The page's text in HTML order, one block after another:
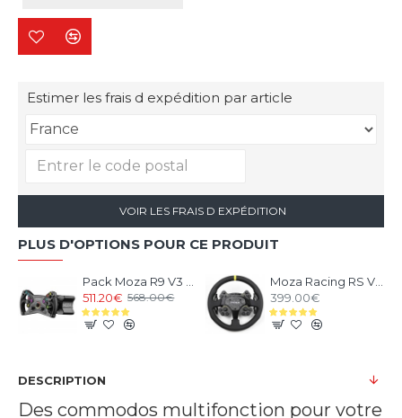
Estimer les frais d expédition par article
VOIR LES FRAIS D EXPÉDITION
PLUS D'OPTIONS POUR CE PRODUIT
511.20€ 568.00€
399.00€
DESCRIPTION
Des commodos multifonction pour votre